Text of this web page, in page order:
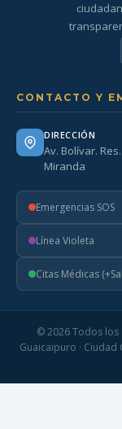
CONTACTO Y
DIRECCIÓN
Av. Bolívar.
Miranda
Emergencias SOS
Línea Violeta
Citas Médicas
© 2026 Todos los
Guaicaipuro ·